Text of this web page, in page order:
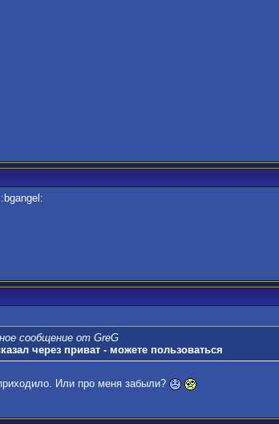
сообщение от GreG
через приват - можете пользоваться
Или про меня забыли?